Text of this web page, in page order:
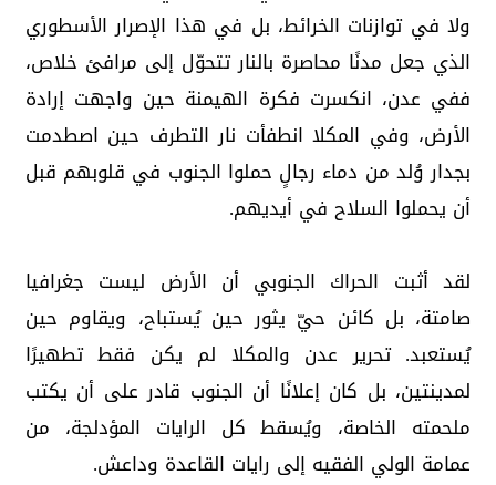
ولا في توازنات الخرائط، بل في هذا الإصرار الأسطوري
الذي جعل مدنًا محاصرة بالنار تتحوّل إلى مرافئ خلاص،
ففي عدن، انكسرت فكرة الهيمنة حين واجهت إرادة
الأرض، وفي المكلا انطفأت نار التطرف حين اصطدمت
بجدار وُلد من دماء رجالٍ حملوا الجنوب في قلوبهم قبل
أن يحملوا السلاح في أيديهم.
لقد أثبت الحراك الجنوبي أن الأرض ليست جغرافيا
صامتة، بل كائن حيّ يثور حين يُستباح، ويقاوم حين
يُستعبد. تحرير عدن والمكلا لم يكن فقط تطهيرًا
لمدينتين، بل كان إعلانًا أن الجنوب قادر على أن يكتب
ملحمته الخاصة، ويُسقط كل الرايات المؤدلجة، من
عمامة الولي الفقيه إلى رايات القاعدة وداعش.